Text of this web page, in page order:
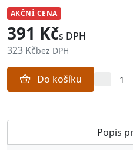
AKČNÍ CENA
391 Kčs DPH
323 Kčbez DPH
Do košíku
Popis